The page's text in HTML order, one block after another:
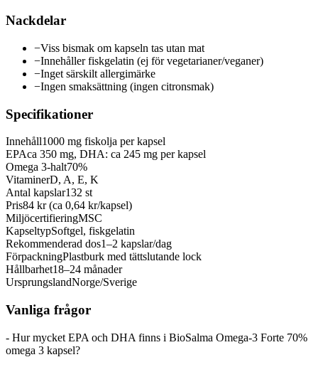
Nackdelar
−Viss bismak om kapseln tas utan mat
−Innehåller fiskgelatin (ej för vegetarianer/veganer)
−Inget särskilt allergimärke
−Ingen smaksättning (ingen citronsmak)
Specifikationer
Innehåll1000 mg fiskolja per kapsel
EPAca 350 mg, DHA: ca 245 mg per kapsel
Omega 3-halt70%
VitaminerD, A, E, K
Antal kapslar132 st
Pris84 kr (ca 0,64 kr/kapsel)
MiljöcertifieringMSC
KapseltypSoftgel, fiskgelatin
Rekommenderad dos1–2 kapslar/dag
FörpackningPlastburk med tättslutande lock
Hållbarhet18–24 månader
UrsprungslandNorge/Sverige
Vanliga frågor
- Hur mycket EPA och DHA finns i BioSalma Omega-3 Forte 70%
omega 3 kapsel?